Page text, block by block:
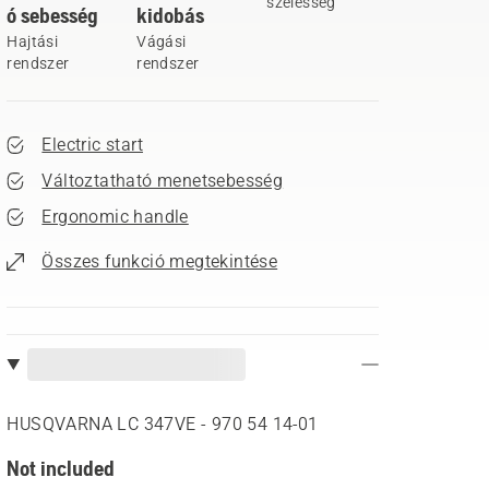
ó sebesség
Hajtási
rendszer
kidobás
Vágási
rendszer
Electric start
Változtatható menetsebesség
Ergonomic handle
Összes funkció megtekintése
HUSQVARNA LC 347VE - 970 54 14‑01
Not included